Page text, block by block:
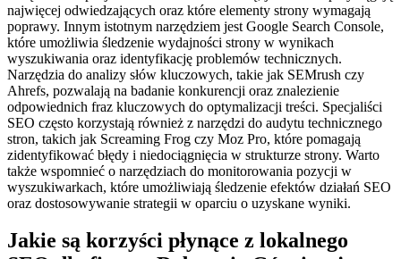
najwięcej odwiedzających oraz które elementy strony wymagają
poprawy. Innym istotnym narzędziem jest Google Search Console,
które umożliwia śledzenie wydajności strony w wynikach
wyszukiwania oraz identyfikację problemów technicznych.
Narzędzia do analizy słów kluczowych, takie jak SEMrush czy
Ahrefs, pozwalają na badanie konkurencji oraz znalezienie
odpowiednich fraz kluczowych do optymalizacji treści. Specjaliści
SEO często korzystają również z narzędzi do audytu technicznego
stron, takich jak Screaming Frog czy Moz Pro, które pomagają
zidentyfikować błędy i niedociągnięcia w strukturze strony. Warto
także wspomnieć o narzędziach do monitorowania pozycji w
wyszukiwarkach, które umożliwiają śledzenie efektów działań SEO
oraz dostosowywanie strategii w oparciu o uzyskane wyniki.
Jakie są korzyści płynące z lokalnego